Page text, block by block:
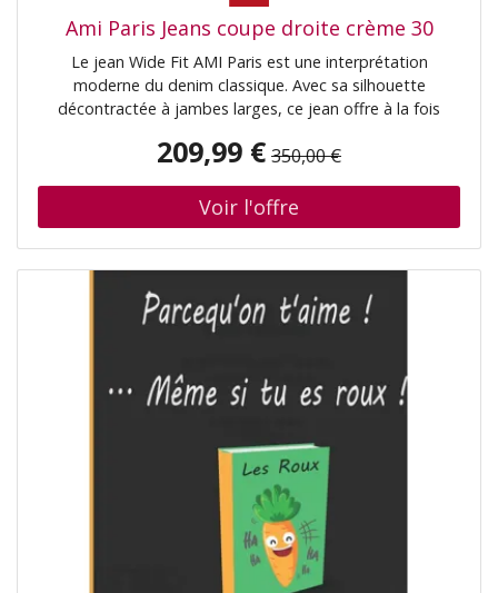
Ami Paris Jeans coupe droite crème 30
Le jean Wide Fit AMI Paris est une interprétation
moderne du denim classique. Avec sa silhouette
décontractée à jambes larges, ce jean offre à la fois
qualité, il séduit par son design épuré et minimaliste avec
polyvalents. Un jean moderne que vous porterez sans
cesse. Style 5 poches Fermeture éclair et bouton Détails
de couture Nom de la couleur : White Cream Matière :
100 % coton
209,99 € 350,00 €